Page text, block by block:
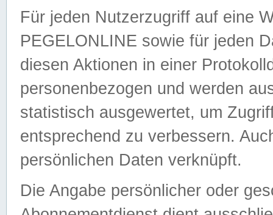
Für jeden Nutzerzugriff auf eine
PEGELONLINE sowie für jeden
diesen Aktionen in einer
personenbezogen und werden
statistisch ausgewertet, um
entsprechend zu verbessern.
persönlichen Daten verknüpft.
Die Angabe persönlicher oder